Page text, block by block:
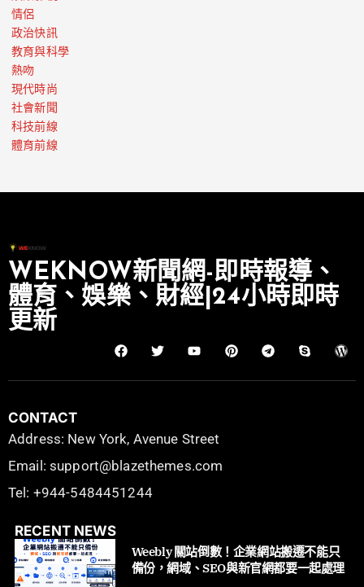
情侶
政治快訊
教育與科學
熱吻
現代時尚
社會新聞
科技前線
體育前線
WEKNOW新聞網-即時報導、
體育、娛樂、財經|24小時即時
更新
CONTACT
Address: New York, Avenue Street
Email: support@blazethemes.com
Tel: +944-5484451244
RECENT NEWS
Weebly 關站倒數！企業網站搬遷不能只
備份，網域、SEO與新官網都要一起處理